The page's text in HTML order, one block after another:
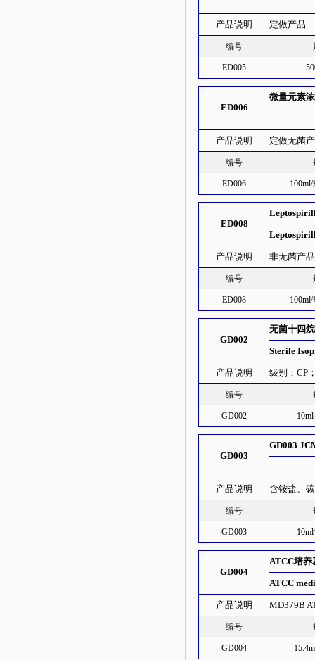
产品说明 定做产品
编号
ED005
ED006
微量元素
产品说明 定做无菌
编号
ED006
ED008
产品说明 非无菌产品
编号
ED008
GD002
无菌十四
Sterile
产品说明 级别：CP
编号
GD002
GD003
GD003
产品说明 含铵盐、
编号
GD003
GD004
ATCC培养
ATCC
产品说明 MD379B
编号
GD004